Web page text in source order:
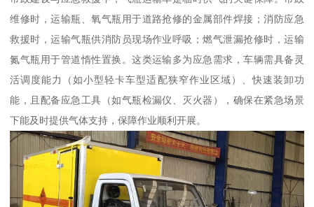
维修时，运输瓶、氧气瓶用于道路抢修的金属部件焊接；消防应急
救援时，运输气瓶供消防员现场作业呼吸；燃气泄漏抢修时，运输
氮气瓶用于管道惰性置换。这类运输多为应急需求，车辆需具备灵
活调度能力（如小型轻卡车型适配狭窄作业区域）、快速装卸功
能，且配备应急工具（如气瓶检漏仪、灭火器），确保在紧急场景
下能及时提供气体支持，保障作业顺利开展。